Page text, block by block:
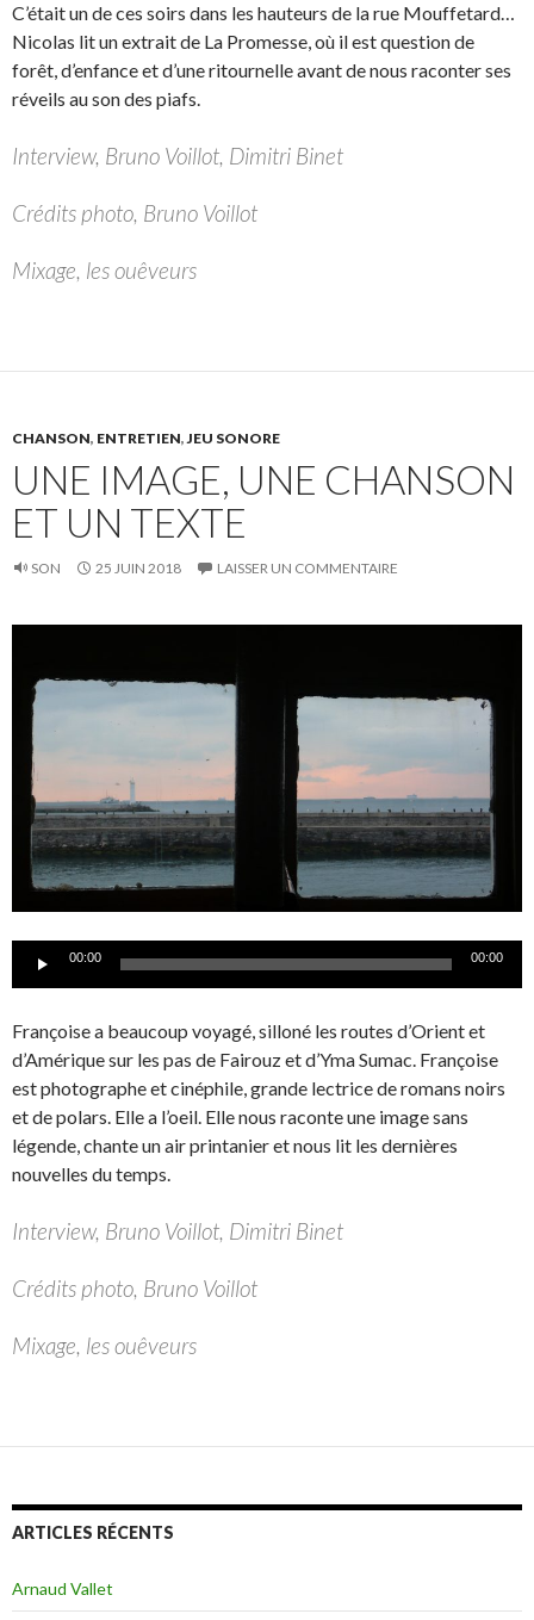
C’était un de ces soirs dans les hauteurs de la rue Mouffetard…
Nicolas lit un extrait de La Promesse, où il est question de
forêt, d’enfance et d’une ritournelle avant de nous raconter ses
réveils au son des piafs.
Interview, Bruno Voillot, Dimitri Binet
Crédits photo, Bruno Voillot
Mixage, les ouêveurs
CHANSON, ENTRETIEN,JEU SONORE
UNE IMAGE, UNE CHANSON
ET UN TEXTE
SON 25 JUIN 2018 LAISSER UN COMMENTAIRE
Lecteur00:00 00:00
Françoise a beaucoup voyagé, silloné les routes d’Orient et
d’Amérique sur les pas de Fairouz et d’Yma Sumac. Françoise
est photographe et cinéphile, grande lectrice de romans noirs
et de polars. Elle a l’oeil. Elle nous raconte une image sans
légende, chante un air printanier et nous lit les dernières
nouvelles du temps.
Interview, Bruno Voillot, Dimitri Binet
Crédits photo, Bruno Voillot
Mixage, les ouêveurs
ARTICLES RÉCENTS
Arnaud Vallet